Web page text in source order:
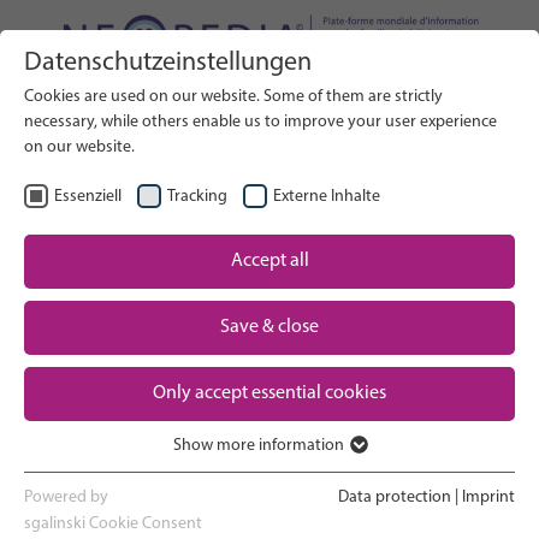
RECHERCHE
FR Sélectionner la langue
Soins néonatals : Vue d'ensemble
La grossesse et l'accouchement
Expérience en service de
néonatalogie
Rentrer à la maison et voir son
nouveau-né grandir
Rechercher sur le site web
Datenschutzeinstellungen
Cookies are used on our website. Some of them are strictly
necessary, while others enable us to improve your user experience
on our website.
Essenziell Tracking Externe Inhalte
Accept all
Save & close
Only accept essential cookies
Essenzielle Cookies werden für grundlegende Funktionen der
Webseite benötigt. Dadurch ist gewährleistet, dass die Webseite
Show more information
Powered by
sgalinski Cookie Consent
Data protection Imprint